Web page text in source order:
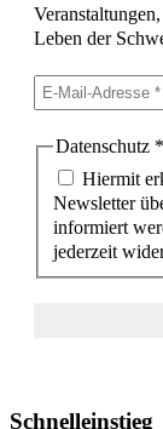
Leben der
Datenschutz *
Hiermit
Newsletter
informiert
jederzeit
Schnelleinstieg